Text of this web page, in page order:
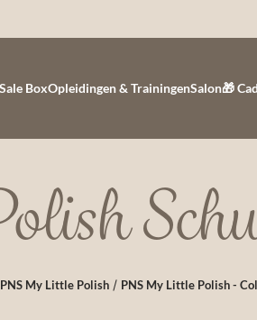
BoxOpleidingen & TrainingenSalon🎁
PNS My Little Polish / PNS My Little Polish -